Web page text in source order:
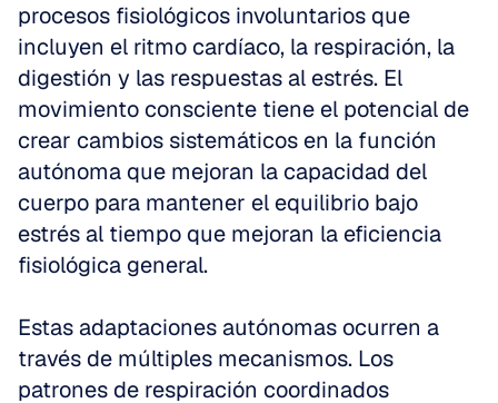
procesos fisiológicos involuntarios que
incluyen el ritmo cardíaco, la respiración, la
digestión y las respuestas al estrés. El
movimiento consciente tiene el potencial de
crear cambios sistemáticos en la función
autónoma que mejoran la capacidad del
cuerpo para mantener el equilibrio bajo
estrés al tiempo que mejoran la eficiencia
fisiológica general.
Estas adaptaciones autónomas ocurren a
través de múltiples mecanismos. Los
patrones de respiración coordinados